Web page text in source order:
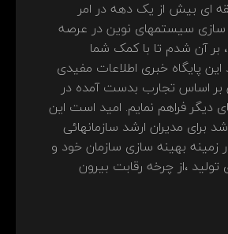
ای بیش از یک دهه در امر
سازی سیستمهای نوین در عرصه
بر آن شدم تا با کمک شما
پایگاه خبری اطلاعات مفیدی
بر اساس تجارب بدست آمده در
دیگر فراهم نمایم. امید است این
برای مدیران ارشد سازمانهائی
زمینه بهینه سازی سازمان خود و
،از چرخه رقابت بیرون